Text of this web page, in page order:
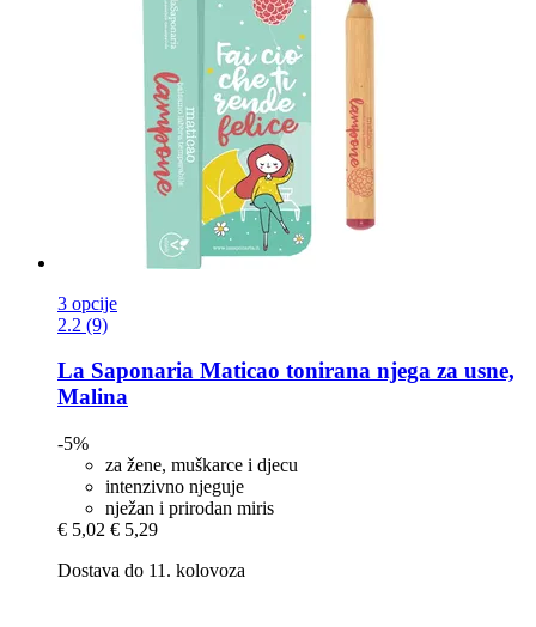
3 opcije
2.2 (9)
La Saponaria Maticao tonirana njega za usne,
Malina
-5%
za žene, muškarce i djecu
intenzivno njeguje
nježan i prirodan miris
€ 5,02 € 5,29
Dostava do 11. kolovoza